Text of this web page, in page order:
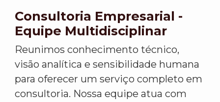
Consultoria Empresarial -
Equipe Multidisciplinar
Reunimos conhecimento técnico,
visão analítica e sensibilidade humana
para oferecer um serviço completo em
consultoria. Nossa equipe atua com